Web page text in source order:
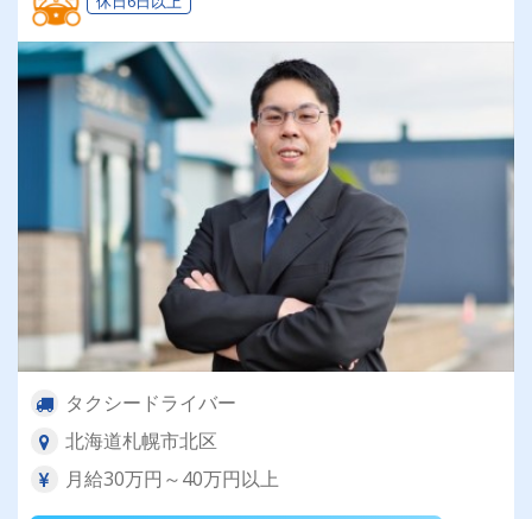
タクシードライバー
北海道札幌市北区
月給30万円～40万円以上